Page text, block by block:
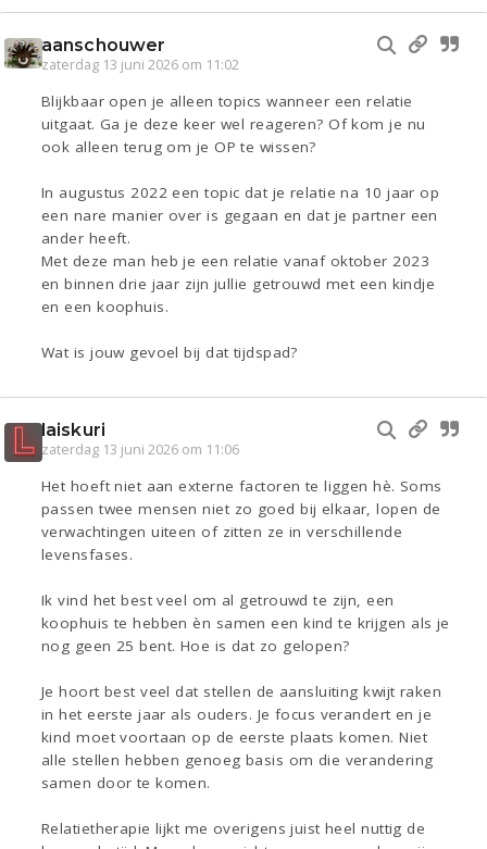
aanschouwer
zaterdag 13 juni 2026 om 11:02
Blijkbaar open je alleen topics wanneer een relatie
uitgaat. Ga je deze keer wel reageren? Of kom je nu
ook alleen terug om je OP te wissen?
In augustus 2022 een topic dat je relatie na 10 jaar op
een nare manier over is gegaan en dat je partner een
ander heeft.
Met deze man heb je een relatie vanaf oktober 2023
en binnen drie jaar zijn jullie getrouwd met een kindje
en een koophuis.
Wat is jouw gevoel bij dat tijdspad?
laiskuri
zaterdag 13 juni 2026 om 11:06
Het hoeft niet aan externe factoren te liggen hè. Soms
passen twee mensen niet zo goed bij elkaar, lopen de
verwachtingen uiteen of zitten ze in verschillende
levensfases.
Ik vind het best veel om al getrouwd te zijn, een
koophuis te hebben èn samen een kind te krijgen als je
nog geen 25 bent. Hoe is dat zo gelopen?
Je hoort best veel dat stellen de aansluiting kwijt raken
in het eerste jaar als ouders. Je focus verandert en je
kind moet voortaan op de eerste plaats komen. Niet
alle stellen hebben genoeg basis om die verandering
samen door te komen.
Relatietherapie lijkt me overigens juist heel nuttig de